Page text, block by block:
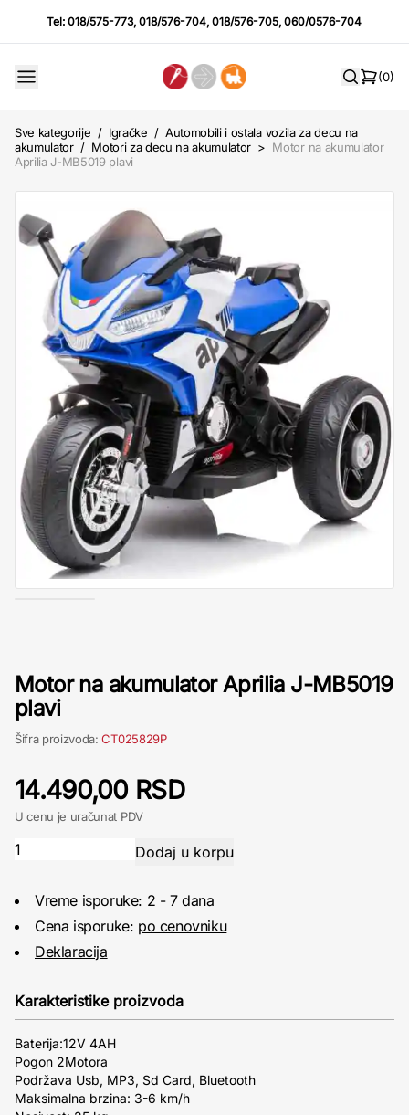
Tel:018/575-773,018/576-704,018/576-705,060/0576-704
(0)
Sve kategorije / Igračke / Automobili i ostala vozila za decu na
akumulator / Motori za decu na akumulator > Motor na akumulator
Aprilia J-MB5019 plavi
Motor na akumulator Aprilia J-MB5019
plavi
Šifra proizvoda:CT025829P
14.490,00 RSD
U cenu je uračunat PDV
Vreme isporuke: 2 - 7 dana
Cena isporuke: po cenovniku
Deklaracija
Karakteristike proizvoda
Baterija:12V 4AH
Pogon 2Motora
Podržava Usb, MP3, Sd Card, Bluetooth
Maksimalna brzina: 3-6 km/h